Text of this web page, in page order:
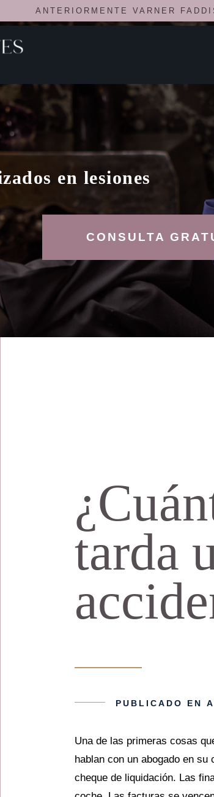
ANTERIORMENTE VARNER
en lesiones
CONSULTA
tarda
PUBLICADO EN
Una de las primeras cosas
hablan con un abogado en
cheque de liquidación. Las